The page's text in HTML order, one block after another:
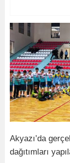
Akyazı’da
dağıtımları